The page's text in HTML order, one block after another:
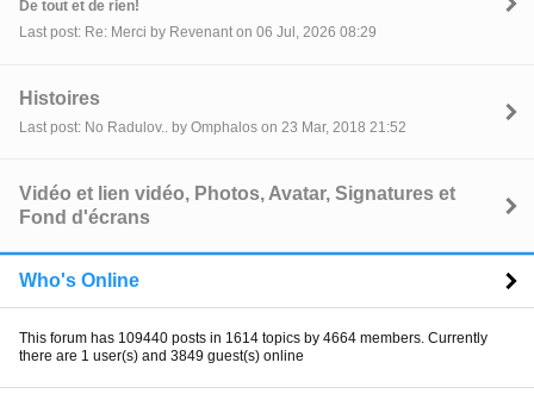
De tout et de rien!
Last post: Re: Merci by Revenant on 06 Jul, 2026 08:29
Histoires
Last post: No Radulov.. by Omphalos on 23 Mar, 2018 21:52
Vidéo et lien vidéo, Photos, Avatar, Signatures et
Fond d'écrans
Who's Online
This forum has 109440 posts in 1614 topics by 4664 members. Currently
there are 1 user(s) and 3849 guest(s) online